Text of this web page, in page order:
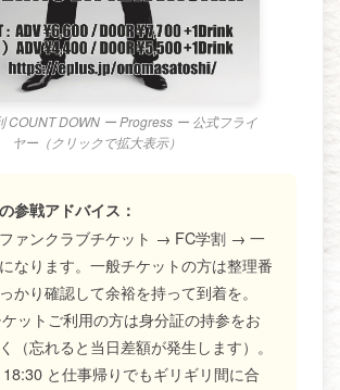
COUNT DOWN ー Progress ー 公式フライ
ヤー（クリックで拡大表示）
参戦アドバイス：
ァンクラブチケット → FC学割 → 一
なります。一般チケットの方は整理番
かり確認して余裕を持って到着を。
ットご利用の方は身分証の持参をお
（忘れると当日差額が発生します）。
と仕事帰りでもギリギリ間に合